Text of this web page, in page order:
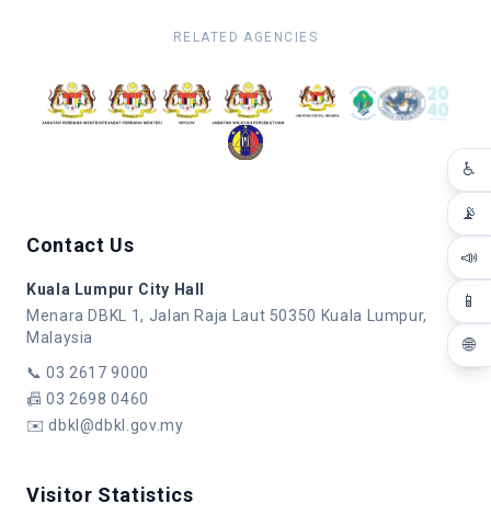
♿
📡
📣
📱
🌐
RELATED AGENCIES
Contact Us
Kuala Lumpur City Hall
Menara DBKL 1, Jalan Raja Laut 50350 Kuala Lumpur,
Malaysia
📞03 2617 9000
📠03 2698 0460
✉️dbkl@dbkl.gov.my
Visitor Statistics